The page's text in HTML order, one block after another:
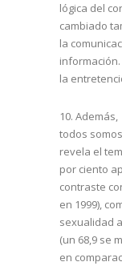
lógica del
cambiado
la
la
10. Además,
todos
revela el
por ciento
contraste
en 1999),
sexualidad
(un 68,9 se
en